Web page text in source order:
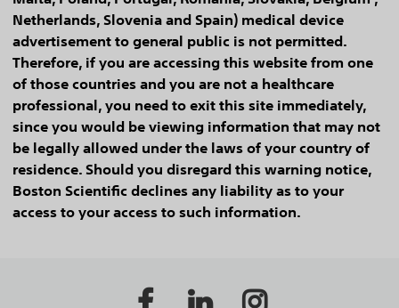
Netherlands, Slovenia and Spain) medical device
advertisement to general public is not permitted.
Therefore, if you are accessing this website from one
of those countries and you are not a healthcare
professional, you need to exit this site immediately,
since you would be viewing information that may not
be legally allowed under the laws of your country of
residence. Should you disregard this warning notice,
Boston Scientific declines any liability as to your
access to your access to such information.